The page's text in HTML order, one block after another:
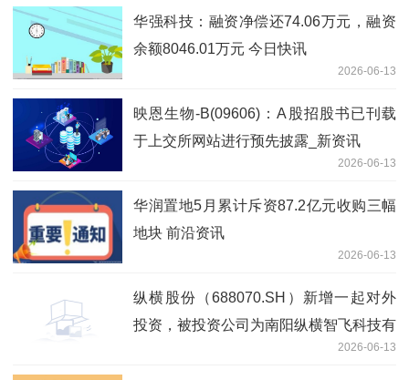
华强科技：融资净偿还74.06万元，融资
余额8046.01万元 今日快讯
2026-06-13
映恩生物-B(09606)：A股招股书已刊载
于上交所网站进行预先披露_新资讯
2026-06-13
华润置地5月累计斥资87.2亿元收购三幅
地块 前沿资讯
2026-06-13
纵横股份（688070.SH）新增一起对外
投资，被投资公司为南阳纵横智飞科技有
2026-06-13